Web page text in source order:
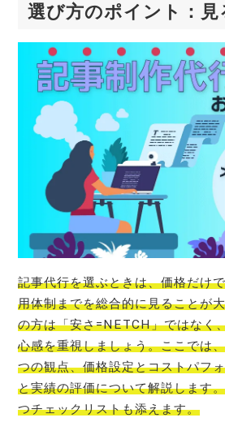
選び方のポイント：見
記事代行を選ぶときは、価格だけ
用体制までを総合的に見ることが
の方は「安さ=NETCH」ではなく
心感を重視しましょう。ここでは
つの観点、価格設定とコストパフ
と実績の評価について解説します
つチェックリストも添えます。